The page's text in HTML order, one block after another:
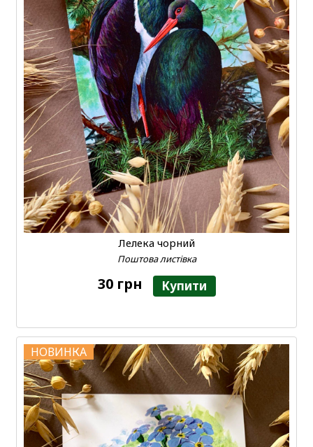
Лелека чорний
Поштова листівка
30 грн Купити
НОВИНКА